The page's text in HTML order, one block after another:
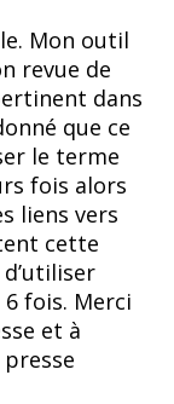
Mon outil
revue de
dans
que ce
le terme
fois alors
liens vers
cette
fois. Merci
et à